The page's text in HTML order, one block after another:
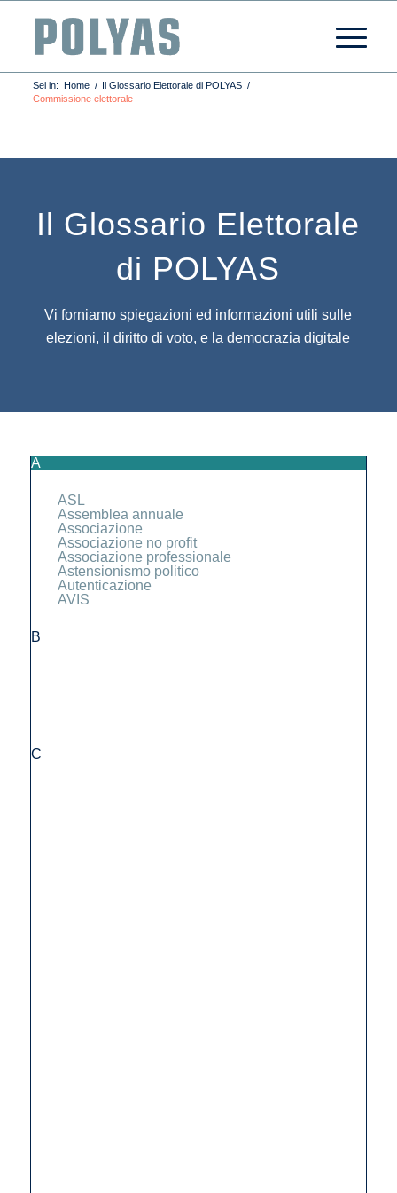
Sei in: Home / Il Glossario Elettorale di POLYAS /
Commissione elettorale
Il Glossario Elettorale
di POLYAS
Vi forniamo spiegazioni ed informazioni utili sulle
elezioni, il diritto di voto, e la democrazia digitale
A
ASL
Assemblea annuale
Associazione
Associazione no profit
Associazione professionale
Astensionismo politico
Autenticazione
AVIS
B
C